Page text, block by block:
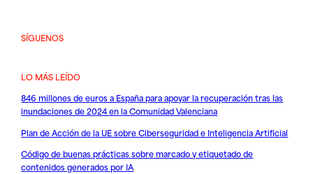
SÍGUENOS
LO MÁS LEÍDO
846 millones de euros a España para apoyar la recuperación tras las
inundaciones de 2024 en la Comunidad Valenciana
Plan de Acción de la UE sobre Ciberseguridad e Inteligencia Artificial
Código de buenas prácticas sobre marcado y etiquetado de
contenidos generados por IA